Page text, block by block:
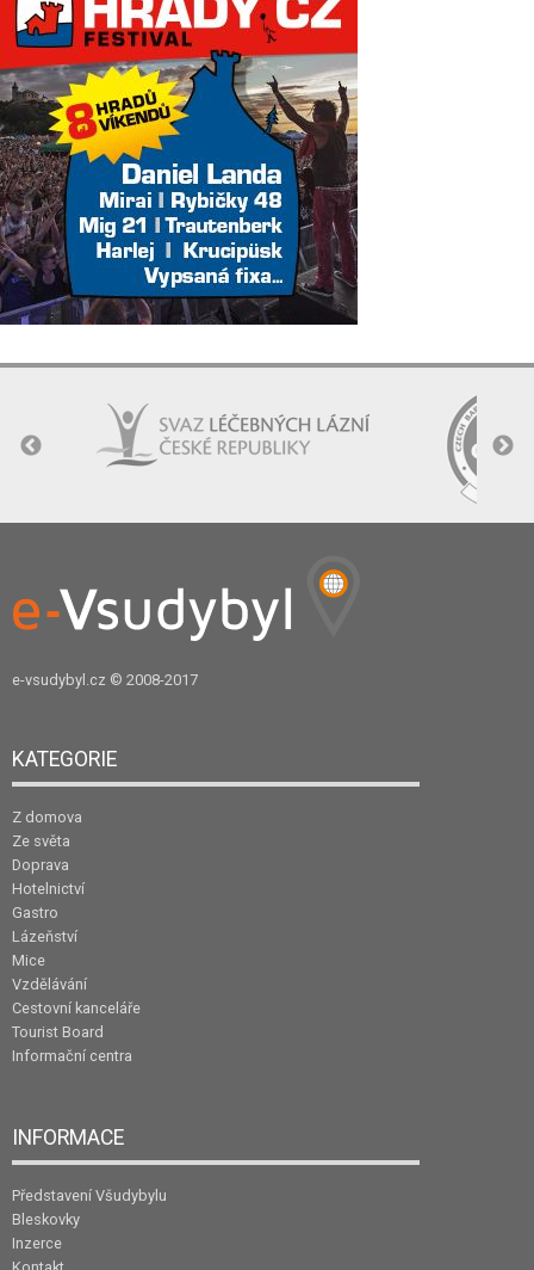
e-vsudybyl.cz © 2008-2017
KATEGORIE
Z domova
Ze světa
Doprava
Hotelnictví
Gastro
Lázeňství
Mice
Vzdělávání
Cestovní kanceláře
Tourist Board
Informační centra
INFORMACE
Představení Všudybylu
Bleskovky
Inzerce